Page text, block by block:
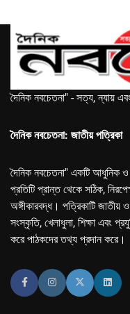
দৈনিক নবচেতনা" - সত্য, ন্যায়
দৈনিক নবচেতনা: জাতীয় পত্রিকা
দৈনিক নবচেতনা" একটি আধুনিক ও
প্রতিটি প্রান্ত থেকে সঠিক,
অঙ্গীকারবদ্ধ। পত্রিকাটি জাতীয়
সংস্কৃতি, খেলাধুলা, শিক্ষা এবং
করে পাঠকদের তথ্য প্রদান করে।